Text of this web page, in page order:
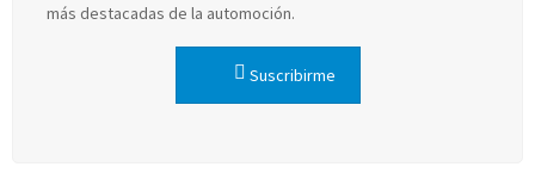
más destacadas de la automoción.
Suscribirme